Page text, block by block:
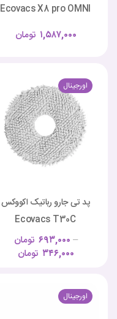
Ecovacs X8 pro OMNI
تومان ۱,۵۸۷,۰۰۰
اورجینال
پد تی جارو رباتیک اکووکس
Ecovacs T30C
تومان ۶۹۳,۰۰۰ –
تومان ۳۴۶,۰۰۰
اورجینال